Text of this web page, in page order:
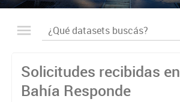
Solicitudes recibidas en
Bahía Responde